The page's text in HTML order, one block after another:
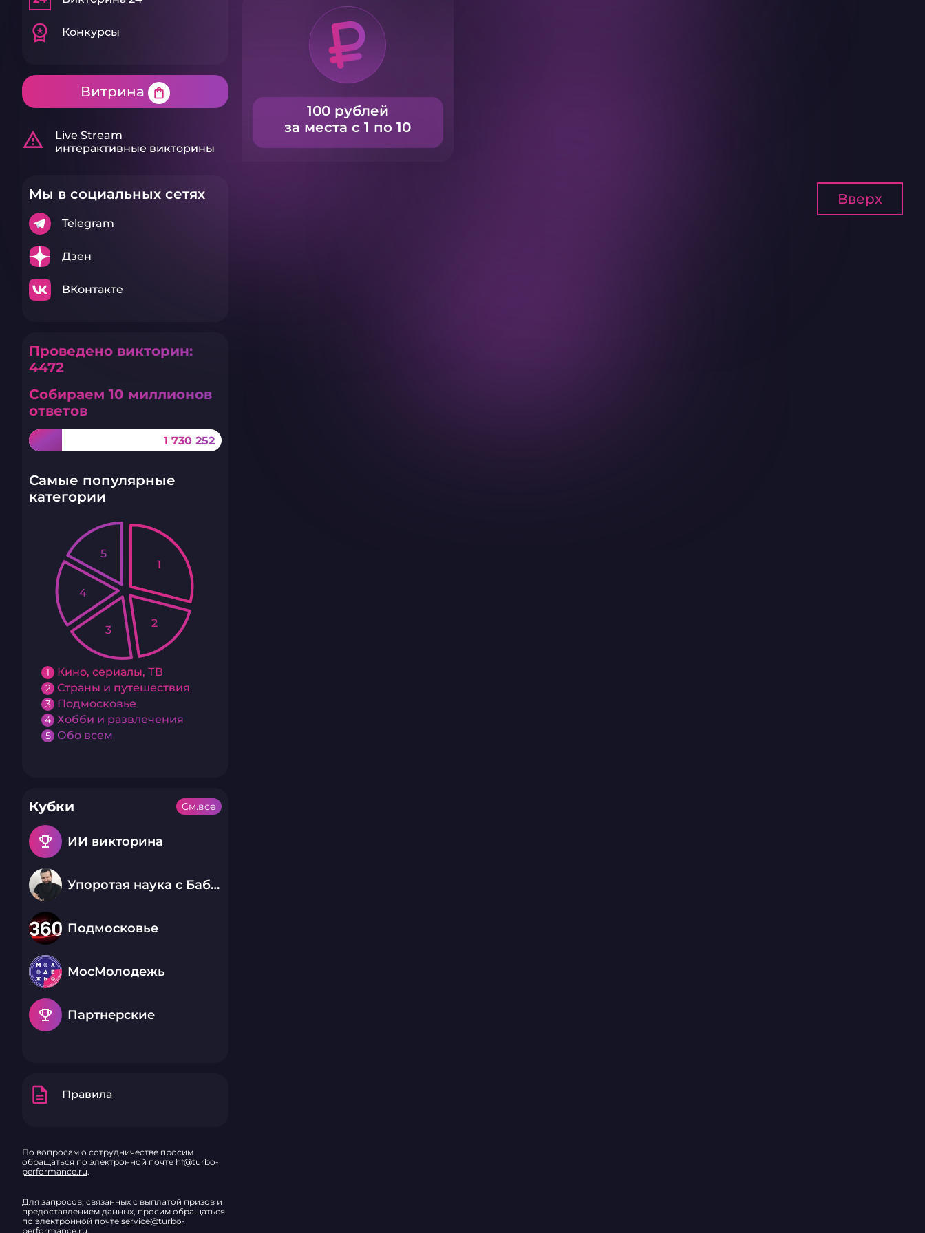
workspace_premium Конкурсы
Витрина shopping_bag
warning_amber
Live Stream
интерактивные викторины
Мы в социальных сетях
Telegram
Дзен
ВКонтакте
Проведено викторин:
4472
Собираем 10 миллионов
ответов
1 730 252
Самые популярные
категории
1 Кино, сериалы, ТВ
2 Страны и путешествия
3 Подмосковье
4 Хобби и развлечения
5 Обо всем
1
2
3
4
5
Кубки
emoji_events ИИ викторина
Упоротая наука с Бабаем Лютым
Подмосковье
МосМолодежь
emoji_events Партнерские
См.все
description Правила
По вопросам о сотрудничестве просим
обращаться по электронной почте hf@turbo-
performance.ru.
Для запросов, связанных с выплатой призов и
предоставлением данных, просим обращаться
по электронной почте service@turbo-
performance.ru.
100 рублей
за места с 1 по 10
Вверх